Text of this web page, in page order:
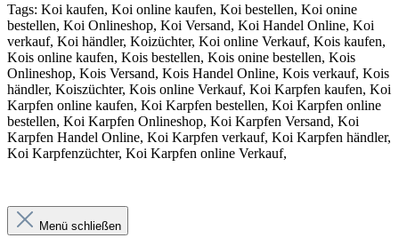
Tags: Koi kaufen, Koi online kaufen, Koi bestellen, Koi onine
bestellen, Koi Onlineshop, Koi Versand, Koi Handel Online, Koi
verkauf, Koi händler, Koizüchter, Koi online Verkauf, Kois kaufen,
Kois online kaufen, Kois bestellen, Kois onine bestellen, Kois
Onlineshop, Kois Versand, Kois Handel Online, Kois verkauf, Kois
händler, Koiszüchter, Kois online Verkauf, Koi Karpfen kaufen, Koi
Karpfen online kaufen, Koi Karpfen bestellen, Koi Karpfen online
bestellen, Koi Karpfen Onlineshop, Koi Karpfen Versand, Koi
Karpfen Handel Online, Koi Karpfen verkauf, Koi Karpfen händler,
Koi Karpfenzüchter, Koi Karpfen online Verkauf,
Menü schließen